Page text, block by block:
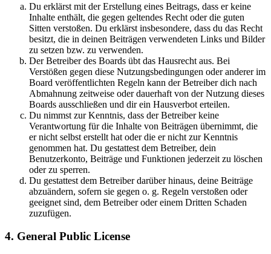
Du erklärst mit der Erstellung eines Beitrags, dass er keine
Inhalte enthält, die gegen geltendes Recht oder die guten
Sitten verstoßen. Du erklärst insbesondere, dass du das Recht
besitzt, die in deinen Beiträgen verwendeten Links und Bilder
zu setzen bzw. zu verwenden.
Der Betreiber des Boards übt das Hausrecht aus. Bei
Verstößen gegen diese Nutzungsbedingungen oder anderer im
Board veröffentlichten Regeln kann der Betreiber dich nach
Abmahnung zeitweise oder dauerhaft von der Nutzung dieses
Boards ausschließen und dir ein Hausverbot erteilen.
Du nimmst zur Kenntnis, dass der Betreiber keine
Verantwortung für die Inhalte von Beiträgen übernimmt, die
er nicht selbst erstellt hat oder die er nicht zur Kenntnis
genommen hat. Du gestattest dem Betreiber, dein
Benutzerkonto, Beiträge und Funktionen jederzeit zu löschen
oder zu sperren.
Du gestattest dem Betreiber darüber hinaus, deine Beiträge
abzuändern, sofern sie gegen o. g. Regeln verstoßen oder
geeignet sind, dem Betreiber oder einem Dritten Schaden
zuzufügen.
4. General Public License